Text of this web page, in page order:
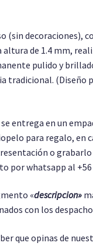
(sin decoraciones),
altura de 1.4 mm,
pulido y
tradicional. (Diseño
entrega en un
para regalo, en
o
por whatsapp al +56
«descripcion»
con los
que opinas de